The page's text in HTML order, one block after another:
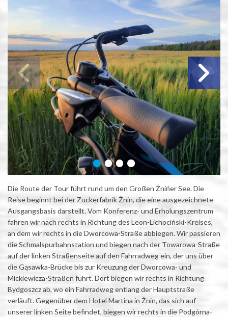
Die Route der Tour führt rund um den Großen Żnińer See. Die
Reise beginnt bei der Zuckerfabrik Żnin, die eine ausgezeichnete
Ausgangsbasis darstellt. Vom Konferenz- und Erholungszentrum
fahren wir nach rechts in Richtung des Leon-Lichociński-Kreises,
an dem wir rechts in die Dworcowa-Straße abbiegen. Wir passieren
die Schmalspurbahnstation und biegen nach der Towarowa-Straße
auf der linken Straßenseite auf den Fahrradweg ein, der uns über
die Gąsawka-Brücke bis zur Kreuzung der Dworcowa- und
Mickiewicza-Straßen führt. Dort biegen wir rechts in Richtung
Bydgoszcz ab, wo ein Fahrradweg entlang der Hauptstraße
verläuft. Gegenüber dem Hotel Martina in Żnin, das sich auf
unserer linken Seite befindet, biegen wir rechts in die Podgórna-